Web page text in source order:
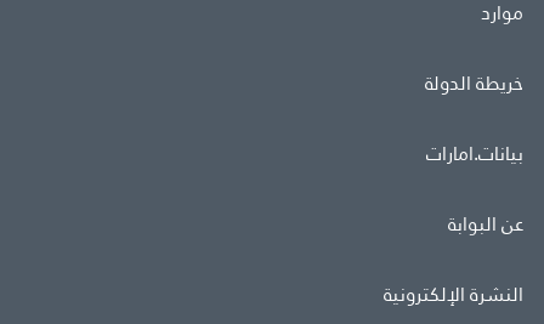
موارد
خريطة الدولة
بيانات.امارات
عن البوابة
النشرة الإلكترونية